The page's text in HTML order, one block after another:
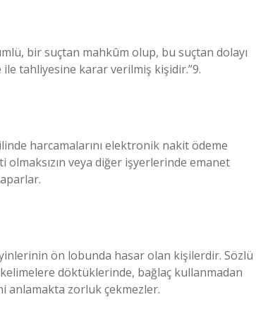
bir suçtan mahkûm olup, bu suçtan dolayı
ile tahliyesine karar verilmiş kişidir.”9.
harcamalarını elektronik nakit ödeme
veya diğer işyerlerinde emanet
ön lobunda hasar olan kişilerdir. Sözlü
döktüklerinde, bağlaç kullanmadan
anlamakta zorluk çekmezler.